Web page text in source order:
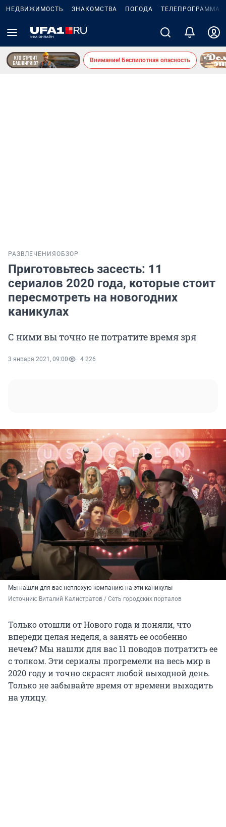
НЕДВИЖИМОСТЬ ЗНАКОМСТВА ПОГОДА ТЕЛЕПРОГРАММА
Внимание! Беспилотная опасность
РАЗВЛЕЧЕНИЯ ОБЗОР
Приготовьтесь засесть: 11
сериалов 2020 года, которые стоит
пересмотреть на новогодних
каникулах
С ними вы точно не потратите время зря
3 января 2021, 09:00 4 226
Мы нашли для вас неплохую компанию на эти каникулы
Источник: Виталий Калистратов / Сеть городских порталов
Только отошли от Нового года и поняли, что
впереди целая неделя, а занять ее особенно
нечем? Мы нашли для вас 11 поводов потратить ее
с толком. Эти сериалы прогремели на весь мир в
2020 году и точно скрасят любой выходной день.
Только не забывайте время от времени выходить
на улицу.